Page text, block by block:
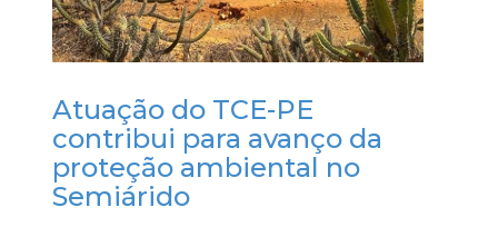
Atuação do TCE-PE
contribui para avanço da
proteção ambiental no
Semiárido